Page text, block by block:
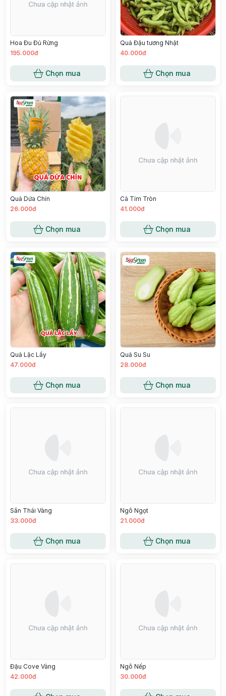
Hoa Đu Đủ Rừng
195.000đ
Chọn mua
Quả Đậu tương Nhật
40.000đ
Chọn mua
Quả Dứa Chín
26.000đ
Chọn mua
Cà Tím Tròn
41.000đ
Chọn mua
Quả Lặc Lầy
47.000đ
Chọn mua
Quả Su Su
28.000đ
Chọn mua
Sắn Thái Vàng
33.000đ
Chọn mua
Ngô Ngọt
21.000đ
Chọn mua
Đậu Cove Vàng
42.000đ
Ngô Nếp
30.000đ